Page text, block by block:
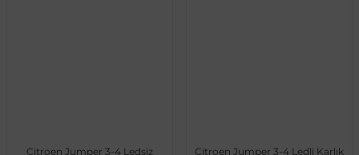
Citroen Jumper 3-4 Ledsiz
Citroen Jumper 3-4 Ledli Karlık